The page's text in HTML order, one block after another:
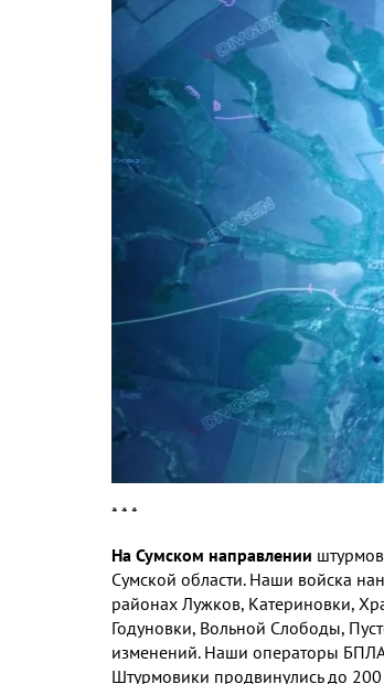
* * *
На Сумском направлении
Сумской области. Наши войска
районах Лужков, Катериновки,
Годуновки, Вольной Слободы,
изменений. Наши операторы
Штурмовики продвинулись до